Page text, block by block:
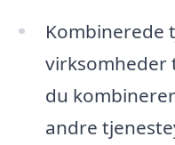
Kombinerede
virksomheder
du
andre